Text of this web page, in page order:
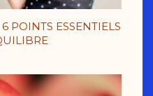
POINTS ESSENTIELS